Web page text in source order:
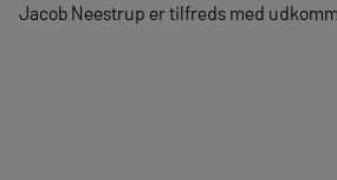
Jacob Neestrup er tilfreds med